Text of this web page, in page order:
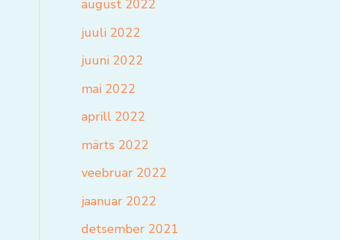
august 2022
juuli 2022
juuni 2022
mai 2022
aprill 2022
märts 2022
veebruar 2022
jaanuar 2022
detsember 2021